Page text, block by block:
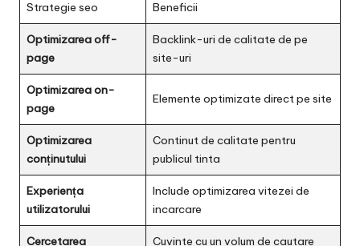
Strategie seo Beneficii
Optimizarea off-
page
Backlink-uri de calitate de pe
site-uri
Optimizarea on-
page
Elemente optimizate direct pe site
Optimizarea
conținutului
Continut de calitate pentru
publicul tinta
Experiența
utilizatorului
Include optimizarea vitezei de
incarcare
Cercetarea
Cuvinte cu un volum de cautare